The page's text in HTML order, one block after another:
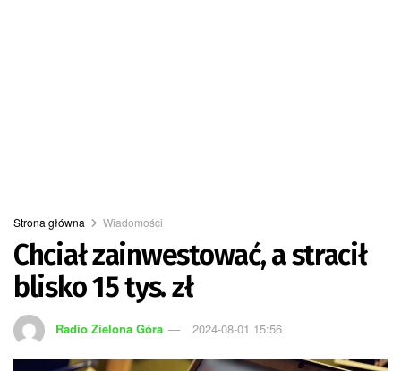
Strona główna Wiadomości
Chciał zainwestować, a stracił
blisko 15 tys. zł
Radio Zielona Góra 2024-08-01 15:56